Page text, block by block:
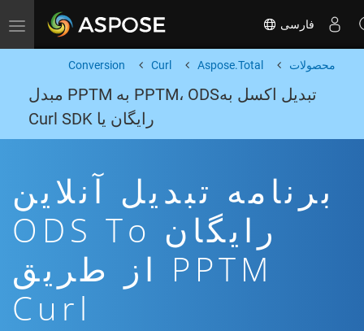
Toggle navigation فارسی
محصولات Aspose.Total
Curl
Conversion
تبدیل اکسل بهPPTM، ODS به PPTM مبدل
رایگان یا Curl SDK
برنامه تبدیل آنلاین
رایگان ODS To
PPTM از طریق
Curl